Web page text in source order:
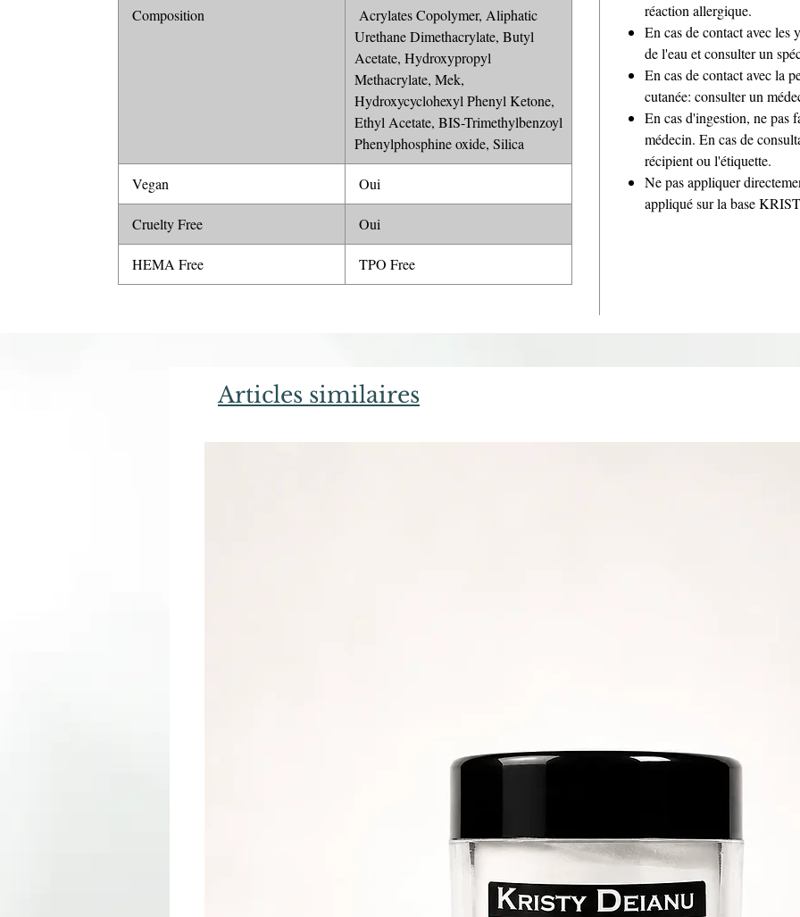
Composition
Acrylates Copolymer, Aliphatic
Urethane Dimethacrylate, Butyl
Acetate, Hydroxypropyl
Methacrylate, Mek,
Hydroxycyclohexyl Phenyl Ketone,
Ethyl Acetate, BIS-Trimethylbenzoyl
Phenylphosphine oxide, Silica
Vegan Oui
Cruelty Free Oui
HEMA Free TPO Free
réaction allergique.
En cas de contact avec les
de l'eau et consulter un
En cas de contact avec la
cutanée: consulter un
En cas d'ingestion, ne pas
médecin. En cas de
récipient ou l'étiquette.
Ne pas appliquer
appliqué sur la base
Articles similaires